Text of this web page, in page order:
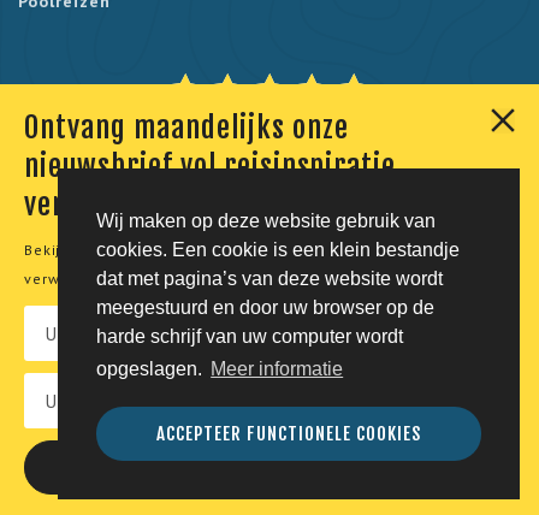
Wij maken op deze website gebruik van
cookies. Een cookie is een klein bestandje
dat met pagina’s van deze website wordt
meegestuurd en door uw browser op de
harde schrijf van uw computer wordt
opgeslagen. Meer informatie
ACCEPTEER FUNCTIONELE COOKIES
Ontvang maandelijks onze
nieuwsbrief vol reisinspiratie,
verhalen en aanbiedingen
Bekijk onzeprivacyverklaringvoor meer informatie over de
verwerking van uw persoonsgegevens.
Onze klanten geven ons een 9,7. Berekend uit 230
© Tico Reizen 2026 - Privé-reizen op maat
Developing magic by